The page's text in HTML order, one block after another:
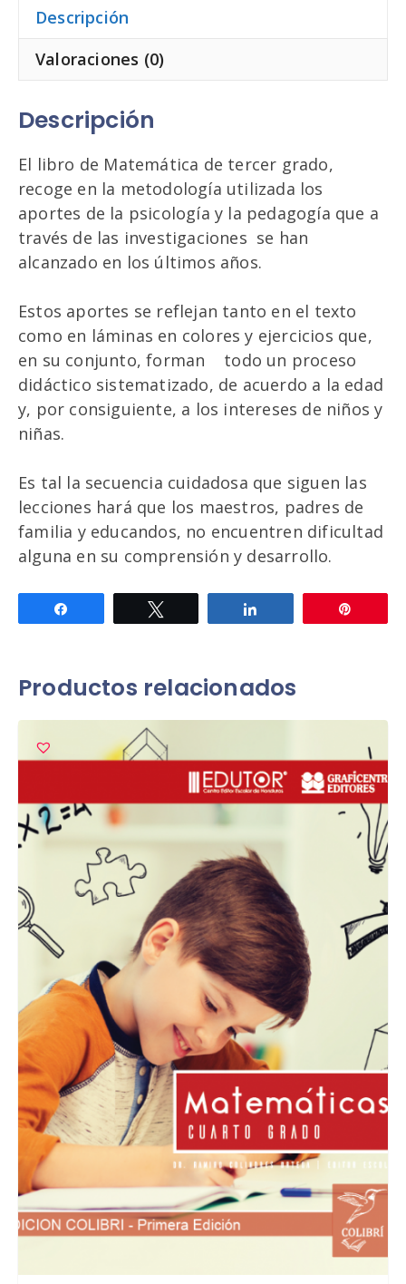
Descripción
Valoraciones (0)
Descripción
El libro de Matemática de tercer grado,
recoge en la metodología utilizada los
aportes de la psicología y la pedagogía que a
través de las investigaciones se han
alcanzado en los últimos años.
Estos aportes se reflejan tanto en el texto
como en láminas en colores y ejercicios que,
en su conjunto, forman todo un proceso
didáctico sistematizado, de acuerdo a la edad
y, por consiguiente, a los intereses de niños y
niñas.
Es tal la secuencia cuidadosa que siguen las
lecciones hará que los maestros, padres de
familia y educandos, no encuentren dificultad
alguna en su comprensión y desarrollo.
Productos relacionados